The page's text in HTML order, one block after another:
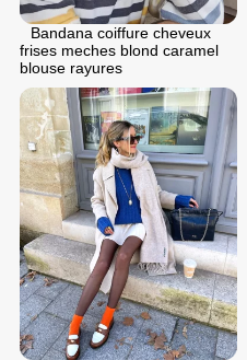
Bandana coiffure cheveux
frises meches blond caramel
blouse rayures